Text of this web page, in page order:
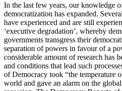
In the last few years, our knowledge
democratization has expanded.
have experienced and are still
‘executive degradation’, whereby
governments transgress their
separation of powers in favour of a
considerable amount of research has
and conditions that lead such
of Democracy took “the temperature
world and gave an alarm on the